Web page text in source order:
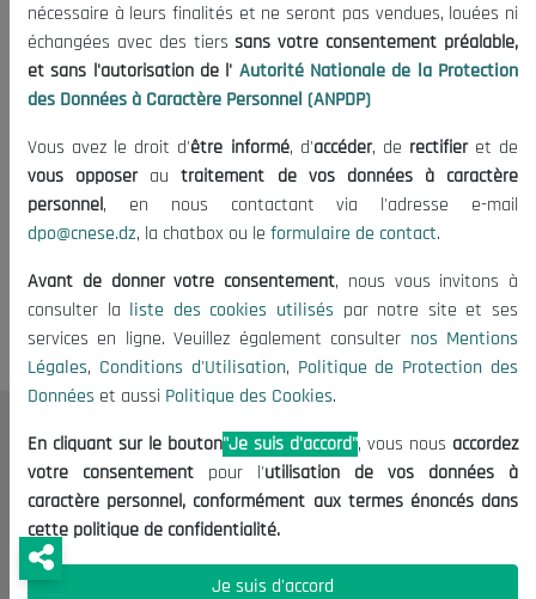
Revue de presse du 19 au 24/09/2020
23/09/2020
Le CNESE
A Propos
Le président
Organisation
nécessaire à leurs finalités et ne seront pas vendues, louées ni
échangées avec des tierssans votre consentement préalable,
et sans l'autorisation de l' Autorité Nationale de la Protection
des Données à Caractère Personnel (ANPDP)
Vous avez le droit d'être informé, d'accéder, de rectifieret de
vous opposerautraitement de vos données à caractère
personnel, en nous contactant via l'adresse e-mail
dpo@cnese.dz, la chatbox ou le formulaire de contact.
Avant de donner votre consentement, nous vous invitons à
consulter la liste des cookies utilisés par notre site et ses
services en ligne. Veuillez également consulter nos Mentions
Légales, Conditions d'Utilisation, Politique de Protection des
Données et aussi Politique des Cookies.
En cliquant sur le bouton"Je suis d'accord", vous nous accordez
votre consentement pour l'utilisation de vos données à
caractère personnel, conformément aux termes énoncés dans
cette politique de confidentialité.
Je suis d'accord